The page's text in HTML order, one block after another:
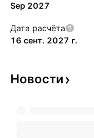
Sep 2027
Дата расчёта
16 сент. 2027 г.
Новости